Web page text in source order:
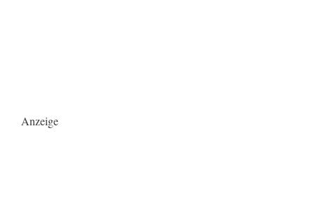
Anzeige